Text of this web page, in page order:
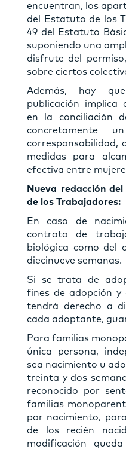
encuentran, los
del Estatuto de los
49 del Estatuto
suponiendo una
disfrute del
sobre ciertos
Además, hay
publicación implica
en la conciliación
concretamente
corresponsabilidad,
medidas para
efectiva entre
Nueva redacción
de los Trabajadores:
En caso de
contrato de
biológica como del
diecinueve semanas.
Si se trata de
fines de adopción y
tendrá derecho a
cada adoptante,
Para familias
única persona,
sea nacimiento u
treinta y dos
reconocido por
familias
por nacimiento,
de los recién
modificación